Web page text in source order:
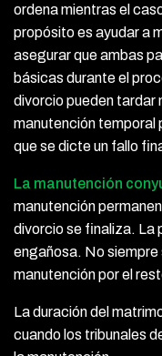
ordena mientras el
propósito es ayudar a
asegurar que ambas
básicas durante el
divorcio pueden tardar
manutención temporal
que se dicte un fallo
La manutención
manutención
divorcio se finaliza. La
engañosa. No
manutención por el
La duración del
cuando los tribunales